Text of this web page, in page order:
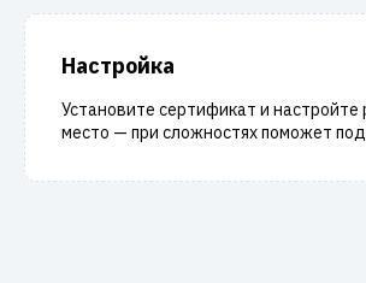
Настройка
Установите сертификат и настройте
место — при сложностях поможет